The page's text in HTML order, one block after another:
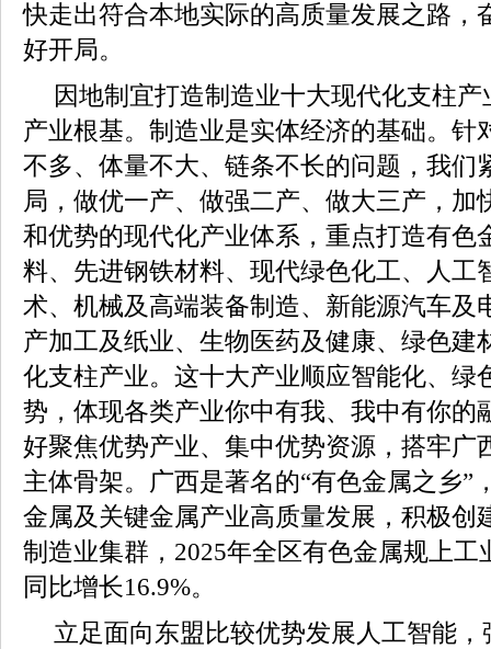
快走出符合本地实际的高质量发展之路，
好开局。
因地制宜打造制造业十大现代化支柱
产业根基。制造业是实体经济的基础。针
不多、体量不大、链条不长的问题，我们
局，做优一产、做强二产、做大三产，加
和优势的现代化产业体系，重点打造有色
料、先进钢铁材料、现代绿色化工、人工
术、机械及高端装备制造、新能源汽车及
产加工及纸业、生物医药及健康、绿色建
化支柱产业。这十大产业顺应智能化、绿
势，体现各类产业你中有我、我中有你的
好聚焦优势产业、集中优势资源，搭牢广
主体骨架。广西是著名的“有色金属之乡”
金属及关键金属产业高质量发展，积极创
制造业集群，2025年全区有色金属规上工
同比增长16.9%。
立足面向东盟比较优势发展人工智能